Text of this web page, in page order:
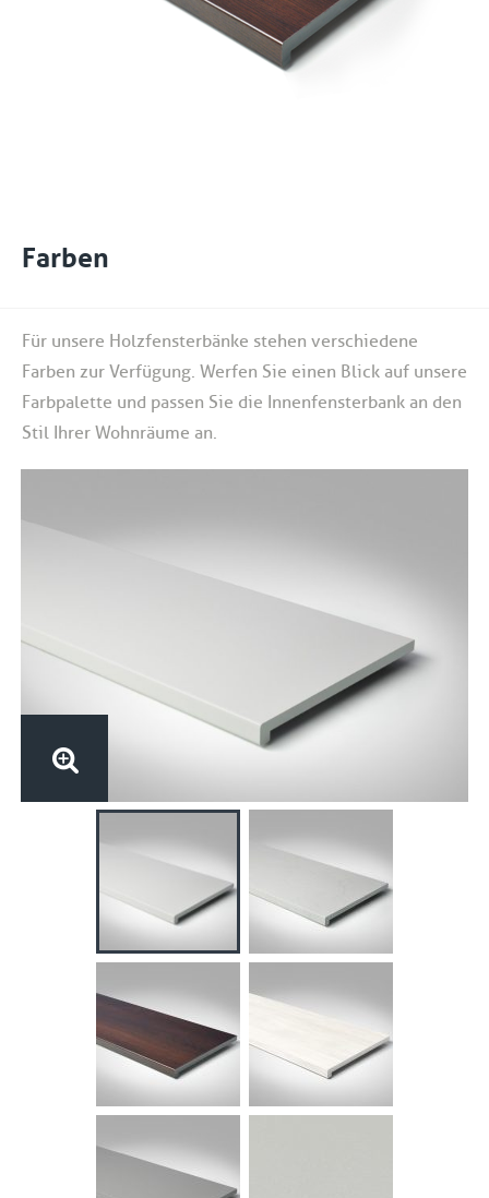
Farben
Für unsere Holzfensterbänke stehen verschiedene
Farben zur Verfügung. Werfen Sie einen Blick auf unsere
Farbpalette und passen Sie die Innenfensterbank an den
Stil Ihrer Wohnräume an.